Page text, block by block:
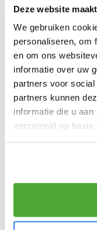
Deze website
We gebruiken
personaliseren, om
en om ons
informatie over uw
partners voor
partners kunnen
informatie die u
verzameld op basis
verwijzen we je
aanmelden om
We hopen dat je
je veel succes!
Meld je